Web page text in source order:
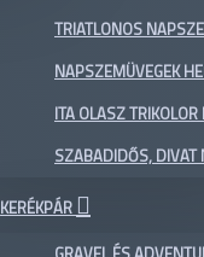
TRIATLONOS
NAPSZEMÜVEGEK
ITA OLASZ
SZABADIDŐS, DIVAT
KERÉKPÁR